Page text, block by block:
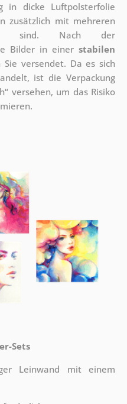
in dicke Luftpolsterfolie
zusätzlich mit mehreren
sind. Nach der
Bilder in einerstabilen
versendet. Da es sich
ist die Verpackung
versehen, um das Risiko
Sets
Leinwand mit einem